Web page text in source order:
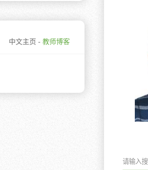
中文主页 - 教师博客